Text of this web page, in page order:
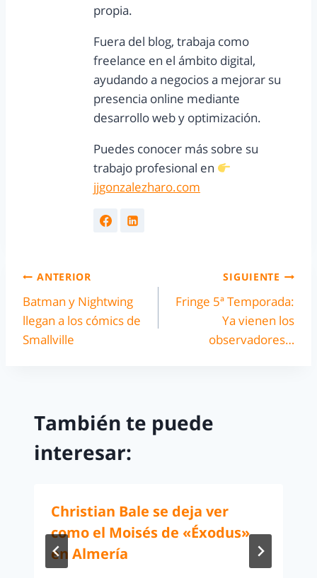
propia.
Fuera del blog, trabaja como
freelance en el ámbito digital,
ayudando a negocios a mejorar su
presencia online mediante
desarrollo web y optimización.
Puedes conocer más sobre su
trabajo profesional en
jjgonzalezharo.com
ANTERIOR
Batman y Nightwing
llegan a los cómics de
Smallville
SIGUIENTE
Fringe 5ª Temporada:
Ya vienen los
observadores…
También te puede
interesar:
Christian Bale se deja ver
como el Moisés de «Éxodus»
en Almería